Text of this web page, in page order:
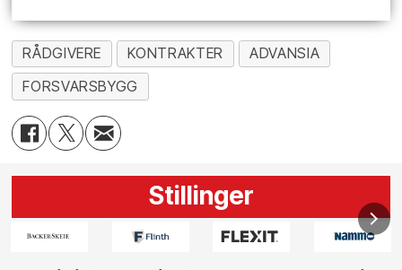
RÅDGIVERE KONTRAKTER
ADVANSIA
FORSVARSBYGG
Stillinger